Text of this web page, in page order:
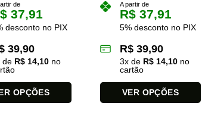
de
37,91
desconto no PIX
39,90
de R$14,10no
OPÇÕES
A partir de
R$ 37,91
5% desconto no PIX
R$ 39,90
3x de R$ 14,10 no
cartão
VER OPÇÕES